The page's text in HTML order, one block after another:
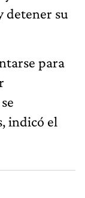
detener su
para
indicó el